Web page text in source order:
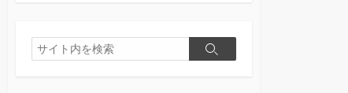
検
索
検